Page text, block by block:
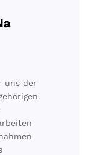
uns der